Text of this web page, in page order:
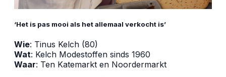
‘Het is pas mooi als het allemaal verkocht is’
Wie: Tinus Kelch (80)
Wat: Kelch Modestoffen sinds 1960
Waar: Ten Katemarkt en Noordermarkt